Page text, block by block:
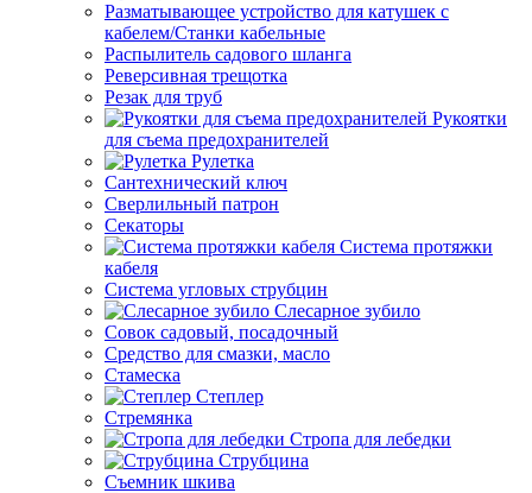
Разматывающее устройство для катушек с
кабелем/Станки кабельные
Распылитель садового шланга
Реверсивная трещотка
Резак для труб
Рукоятки
для съема предохранителей
Рулетка
Сантехнический ключ
Сверлильный патрон
Секаторы
Система протяжки
кабеля
Система угловых струбцин
Слесарное зубило
Совок садовый, посадочный
Средство для смазки, масло
Стамеска
Степлер
Стремянка
Стропа для лебедки
Струбцина
Съемник шкива